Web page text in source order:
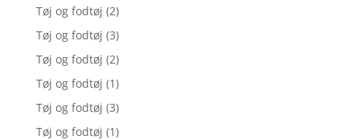
Tøj og fodtøj (2)
Tøj og fodtøj (3)
Tøj og fodtøj (2)
Tøj og fodtøj (1)
Tøj og fodtøj (3)
Tøj og fodtøj (1)